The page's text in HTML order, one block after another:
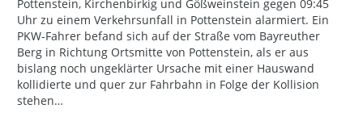
Pottenstein, Kirchenbirkig und Gößweinstein gegen 09:45
Uhr zu einem Verkehrsunfall in Pottenstein alarmiert. Ein
PKW-Fahrer befand sich auf der Straße vom Bayreuther
Berg in Richtung Ortsmitte von Pottenstein, als er aus
bislang noch ungeklärter Ursache mit einer Hauswand
kollidierte und quer zur Fahrbahn in Folge der Kollision
stehen…